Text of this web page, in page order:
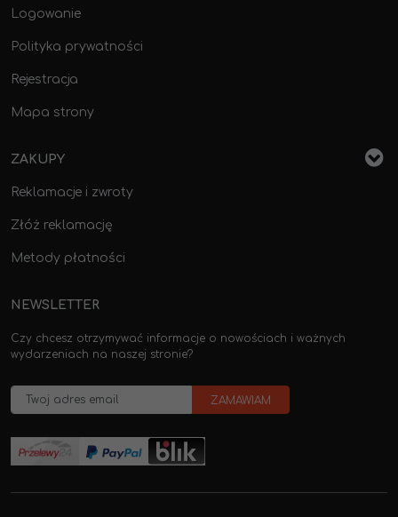
Logowanie
Polityka prywatności
Rejestracja
Mapa strony
ZAKUPY
Reklamacje i zwroty
Złóż reklamację
Metody płatności
NEWSLETTER
Czy chcesz otrzymywać informacje o nowościach i ważnych
wydarzeniach na naszej stronie?